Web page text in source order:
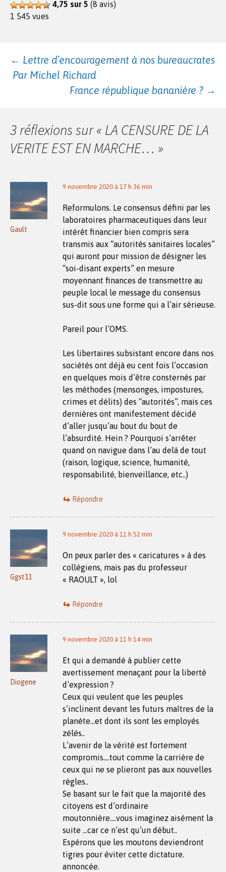
4,75 sur 5 (8 avis)
1 545 vues
Navigation
articles
← Lettre d’encouragement à nos bureaucrates
Par Michel Richard
France république bananière ? →
3 réflexions sur « LA CENSURE DE LA
VERITE EST EN MARCHE… »
Gault
9 novembre 2020 à 17 h 36 min
Reformulons. Le consensus défini par les
laboratoires pharmaceutiques dans leur
intérêt financier bien compris sera
transmis aux “autorités sanitaires locales”
qui auront pour mission de désigner les
“soi-disant experts” en mesure
moyennant finances de transmettre au
peuple local le message du consensus
sus-dit sous une forme qui a l’air sérieuse.
Pareil pour l’OMS.
Les libertaires subsistant encore dans nos
sociétés ont déjà eu cent fois l’occasion
en quelques mois d’être consternés par
les méthodes (mensonges, impostures,
crimes et délits) des “autorités”, mais ces
dernières ont manifestement décidé
d’aller jusqu’au bout du bout de
l’absurdité. Hein ? Pourquoi s’arrêter
quand on navigue dans l’au delà de tout
(raison, logique, science, humanité,
responsabilité, bienveillance, etc..)
Répondre
Ggst11
9 novembre 2020 à 11 h 52 min
On peux parler des « caricatures » à des
collégiens, mais pas du professeur
« RAOULT », lol
Répondre
Diogene
9 novembre 2020 à 11 h 14 min
Et qui a demandé à publier cette
avertissement menaçant pour la liberté
d’expression ?
Ceux qui veulent que les peuples
s’inclinent devant les futurs maîtres de la
planète…et dont ils sont les employés
zélés..
L’avenir de la vérité est fortement
compromis….tout comme la carrière de
ceux qui ne se plieront pas aux nouvelles
règles..
Se basant sur le fait que la majorité des
citoyens est d’ordinaire
moutonnière….vous imaginez aisément la
suite …car ce n’est qu’un début..
Espérons que les moutons deviendront
tigres pour éviter cette dictature.
annoncée.